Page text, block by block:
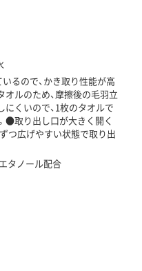
るので、かき取り性能が高
ルのため、摩擦後の毛羽立
くいので、1枚のタオルで
●取り出し口が大きく開く
つ広げやすい状態で取り出
タノール配合